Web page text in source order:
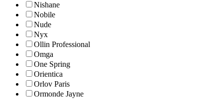
Nishane
Nobile
Nude
Nyx
Ollin Professional
Omga
One Spring
Orientica
Orlov Paris
Ormonde Jayne